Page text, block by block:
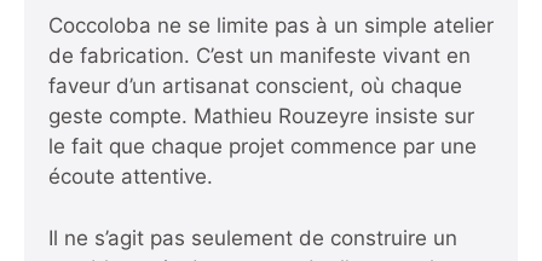
Coccoloba ne se limite pas à un simple atelier
de fabrication. C’est un manifeste vivant en
faveur d’un artisanat conscient, où chaque
geste compte. Mathieu Rouzeyre insiste sur
le fait que chaque projet commence par une
écoute attentive.
Il ne s’agit pas seulement de construire un